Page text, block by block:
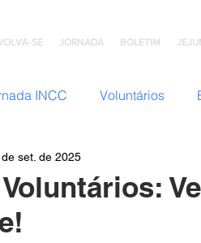
SE JORNADA BOLETIM
INCC Voluntários
(Jovens)
set. de 2025